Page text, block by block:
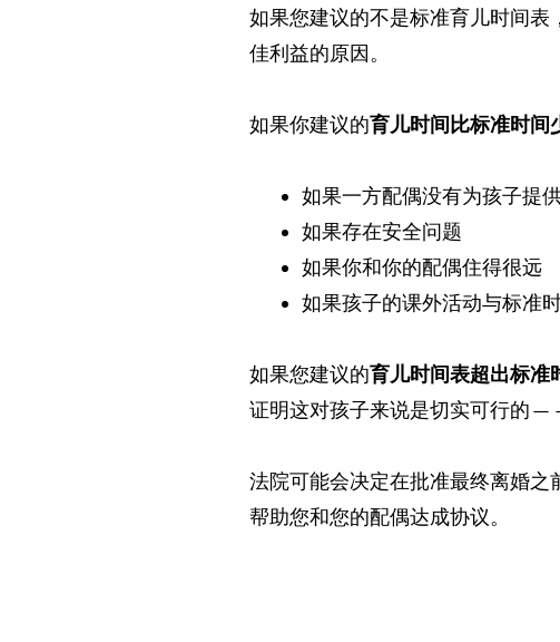
如果您建议的不是标准育儿时间
佳利益的原因。
如果你建议的育儿时间比标准时间
如果一方配偶没有为孩子提
如果存在安全问题
如果你和你的配偶住得很远
如果孩子的课外活动与标准
如果您建议的育儿时间表超出标准
证明这对孩子来说是切实可行的
法院可能会决定在批准最终离婚之
帮助您和您的配偶达成协议。